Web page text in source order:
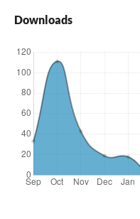
Downloads